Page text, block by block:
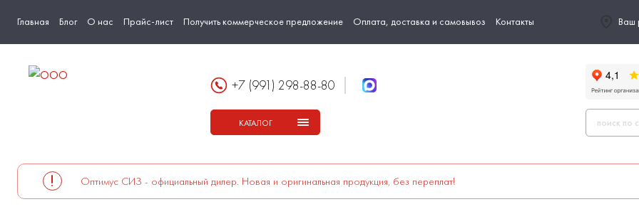
Главная Блог О нас Прайс-лист Получить коммерческое предложение Оплата, доставка и самовывоз Контакты Ваш
+7 (991) 298-88-80
КАТАЛОГ
Оптимус СИЗ - официальный дилер. Новая и оригинальная продукция, без переплат!